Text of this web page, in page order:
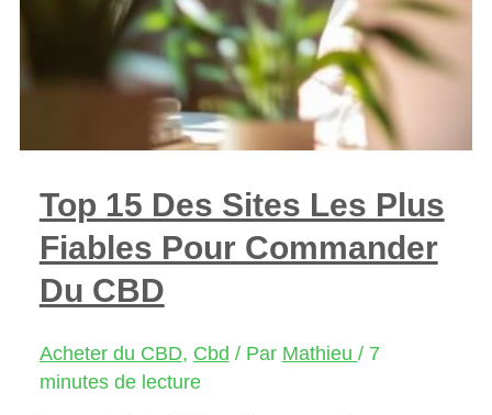
Top 15 Des Sites Les Plus
Fiables Pour Commander
Du CBD
Acheter du CBD, Cbd / Par Mathieu / 7
minutes de lecture